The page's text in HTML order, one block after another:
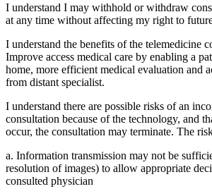
I understand I may withhold or withdraw
at any time without affecting my right to
I understand the benefits of the telemedicine
Improve access medical care by enabling a
home, more efficient medical evaluation and
from distant specialist.
I understand there are possible risks of an
consultation because of the technology, and
occur, the consultation may terminate. The
a. Information transmission may not be
resolution of images) to allow appropriate
consulted physician